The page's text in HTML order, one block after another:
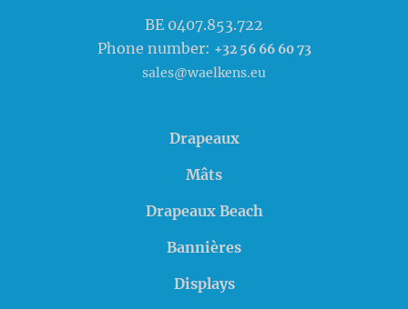
BE 0407.853.722
Phone number: +32 56 66 60 73
sales@waelkens.eu
Drapeaux
Mâts
Drapeaux Beach
Bannières
Displays